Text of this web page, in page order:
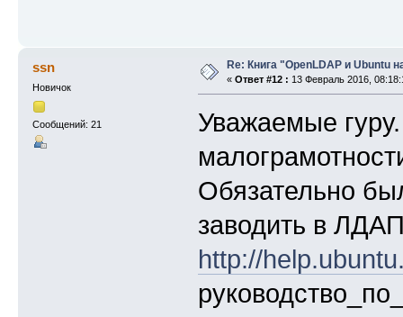
ssn
Новичок
Сообщений: 21
Re: Книга "OpenLDAP и Ubuntu
« Ответ #12 : 13 Февраль 2016,
Уважаемые
Обязательно
заводить в
http://